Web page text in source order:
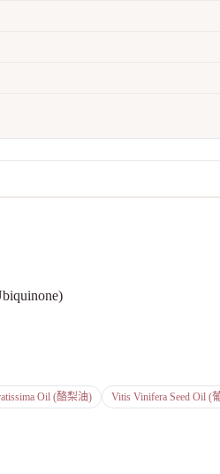
Oil (酪梨油) Vitis Vinifera Seed Oil (